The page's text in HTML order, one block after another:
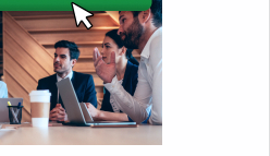
e longo prazo e, em alguns
primeiros meses. Eis os
instalações;Valorização do
organização, o cliente
sobre os serviços do ramo,